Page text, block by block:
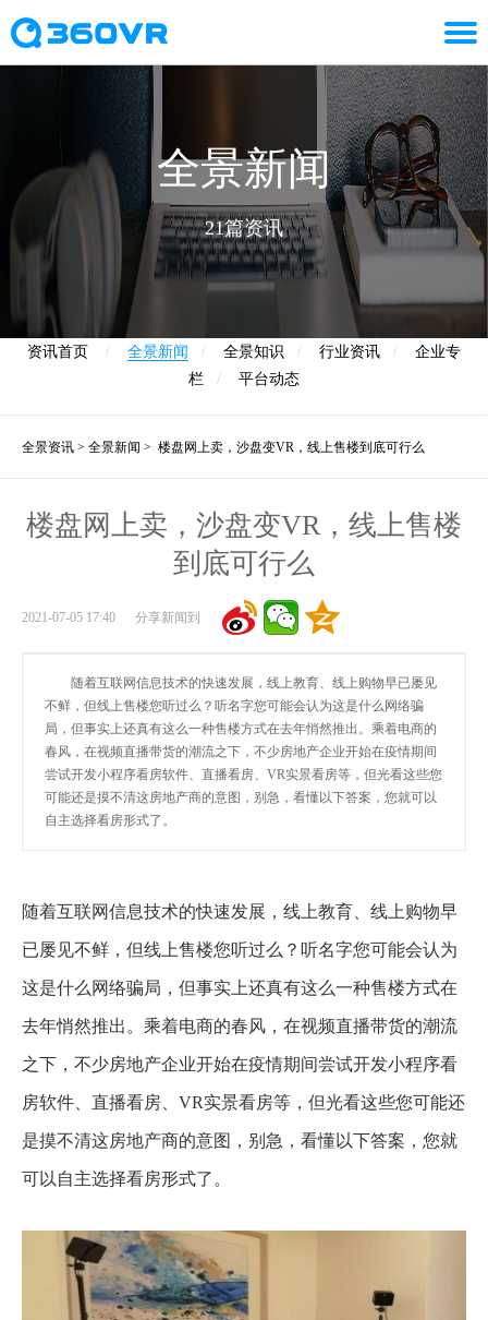
全景新闻
21篇资讯
资讯首页 / 全景新闻 / 全景知识 / 行业资讯 /
企业专
栏
/ 平台动态
全景资讯 > 全景新闻 > 楼盘网上卖，沙盘变VR，线上售楼到底可行么
楼盘网上卖，沙盘变VR，线上售楼
到底可行么
2021-07-05 17:40 分享新闻到
随着互联网信息技术的快速发展，线上教育、线上购物早已屡见
不鲜，但线上售楼您听过么？听名字您可能会认为这是什么网络骗
局，但事实上还真有这么一种售楼方式在去年悄然推出。乘着电商的
春风，在视频直播带货的潮流之下，不少房地产企业开始在疫情期间
尝试开发小程序看房软件、直播看房、VR实景看房等，但光看这些您
可能还是摸不清这房地产商的意图，别急，看懂以下答案，您就可以
自主选择看房形式了。
随着互联网信息技术的快速发展，线上教育、线上购物早
已屡见不鲜，但线上售楼您听过么？听名字您可能会认为
这是什么网络骗局，但事实上还真有这么一种售楼方式在
去年悄然推出。乘着电商的春风，在视频直播带货的潮流
之下，不少房地产企业开始在疫情期间尝试开发小程序看
房软件、直播看房、VR实景看房等，但光看这些您可能还
是摸不清这房地产商的意图，别急，看懂以下答案，您就
可以自主选择看房形式了。